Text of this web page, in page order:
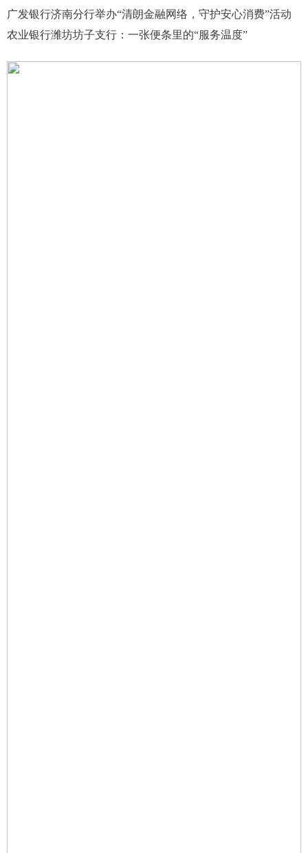
广发银行济南分行举办“清朗金融网络，守护安心消费”活动
农业银行潍坊坊子支行：一张便条里的“服务温度”